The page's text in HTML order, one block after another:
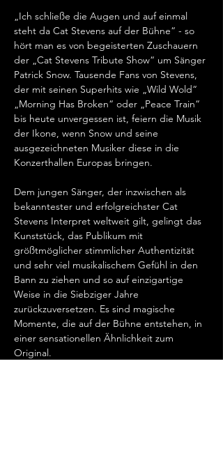
„Ich schließe die Augen und auf einmal
steht da Cat Stevens auf der Bühne“ - so
hört man es von begeisterten Zuschauern
der „Cat Stevens Tribute Show“ um Sänger
Patrick Snow. Tausende Fans von Stevens,
der mit seinen Superhits wie „Wild Wold“
„Morning Has Broken“ oder „Peace Train“
bis heute unvergessen ist, feiern die Musik
der Ikone, wenn Snow und seine
ausgezeichneten Musiker diese in die
Konzerthallen Europas bringen.
Dem jungen Sänger, der inzwischen als
bekanntester und erfolgreichster Cat
Stevens Interpret weltweit gilt, gelingt das
Kunststück, das Publikum mit
größtmöglicher stimmlicher Authentizität
und sehr viel musikalischem Gefühl in den
Bann zu ziehen und so auf einzigartige
Weise in die Siebziger Jahre
zurückzuversetzen. Es sind magische
Momente, die auf der Bühne entstehen, in
einer sensationellen Ähnlichkeit zum
Original.